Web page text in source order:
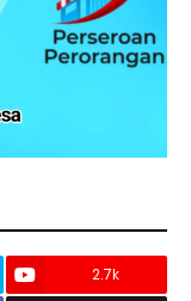
2.7k